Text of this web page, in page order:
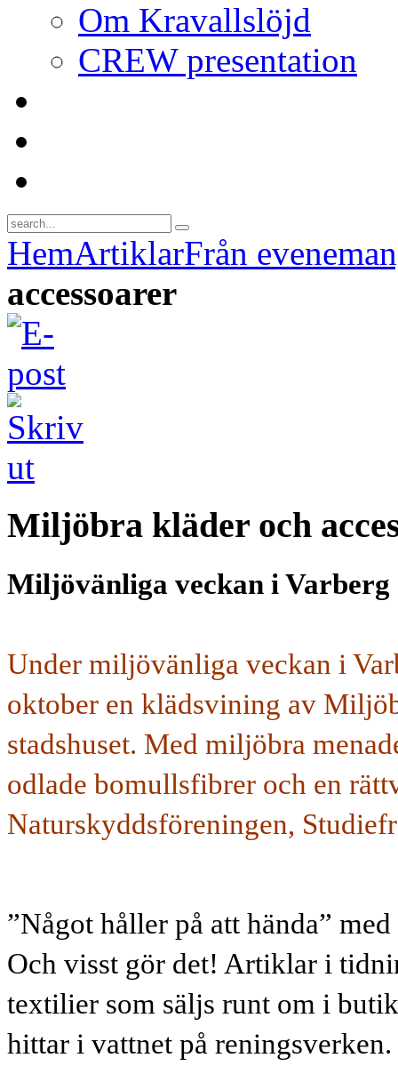
Om Kravallslöjd
CREW presentation
HemArtiklarFrån
accessoarer
Miljöbra kläder och
Miljövänliga veckan i Varberg
Under miljövänliga veckan i
oktober en klädsvining av
stadshuset. Med miljöbra
odlade bomullsfibrer och en
Naturskyddsföreningen,
”Något håller på att hända”
Och visst gör det! Artiklar i
textilier som säljs runt om i
hittar i vattnet på reningsverken.